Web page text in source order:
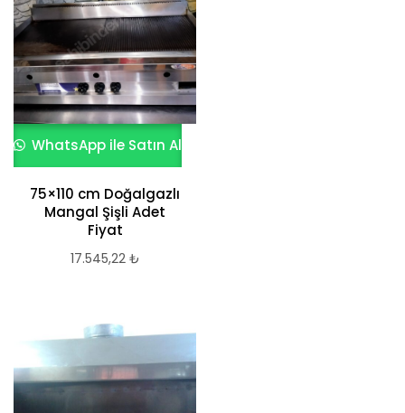
WhatsApp ile Satın Al
75×110 cm Doğalgazlı
Mangal Şişli Adet
Fiyat
17.545,22 ₺